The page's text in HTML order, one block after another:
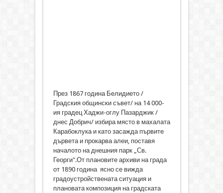
През 1867 година Белидието /
Градския общински съвет/ на 14 000-
ия градец Хаджи-оглу Пазарджик /
днес Добрич/ избира място в махалата
Карабоклука и като засажда първите
дървета и прокарва алеи, поставя
началото на днешния парк „Св.
Георги".От плановите архиви на града
от 1890 година ясно се вижда
градоустройствената ситуация и
плановата композиция на градската